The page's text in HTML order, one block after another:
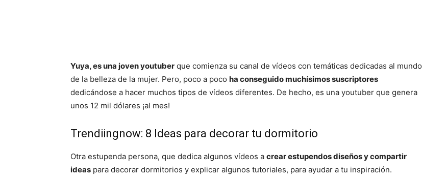
Yuya, es una joven youtuber que comienza su canal de vídeos con temáticas dedicadas al mundo
de la belleza de la mujer. Pero, poco a poco ha conseguido muchísimos suscriptores
dedicándose a hacer muchos tipos de vídeos diferentes. De hecho, es una youtuber que genera
unos 12 mil dólares ¡al mes!
Trendiingnow: 8 Ideas para decorar tu dormitorio
Otra estupenda persona, que dedica algunos vídeos a crear estupendos diseños y compartir
ideas para decorar dormitorios y explicar algunos tutoriales, para ayudar a tu inspiración.